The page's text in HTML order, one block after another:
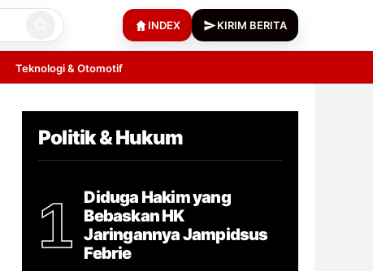
INDEX KIRIM BERITA
Teknologi & Otomotif
Politik & Hukum
1
Diduga Hakim yang
Bebaskan HK
Jaringannya Jampidsus
Febrie